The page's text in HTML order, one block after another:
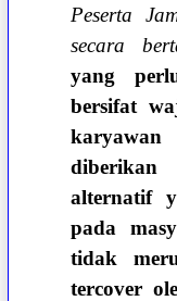
Peserta
secara
yang
bersifat
diberikan
alternatif
pada
tidak
tercover